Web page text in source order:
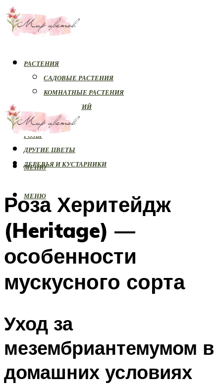
РАСТЕНИЯ
САДОВЫЕ РАСТЕНИЯ
КОМНАТНЫЕ РАСТЕНИЯ
БОЛЕЗНИ РАСТЕНИЙ
ОРХИДЕИ
РОЗЫ
ДРУГИЕ ЦВЕТЫ
ДЕРЕВЬЯ И КУСТАРНИКИ
МЕНЮ
МЕНЮ
Роза Херитейдж
(Heritage) —
особенности
мускусного сорта
Уход за
мезембриантемумом в
домашних условиях